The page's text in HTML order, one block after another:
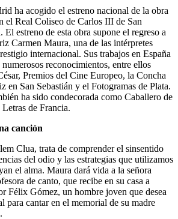
ha acogido el estreno nacional de la obra
el Real Coliseo de Carlos III de San
estreno de esta obra supone el regreso a
Carmen Maura, una de las intérpretes
internacional. Sus trabajos en España
reconocimientos, entre ellos
Premios del Cine Europeo, la Concha
en San Sebastián y el Fotogramas de Plata.
ha sido condecorada como Caballero de
de Francia.
canción
Clua, trata de comprender el sinsentido
del odio y las estrategias que utilizamos
el alma. Maura dará vida a la señora
de canto, que recibe en su casa a
Félix Gómez, un hombre joven que desea
para cantar en el memorial de su madre